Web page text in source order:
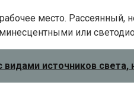
место.
или
источников света,